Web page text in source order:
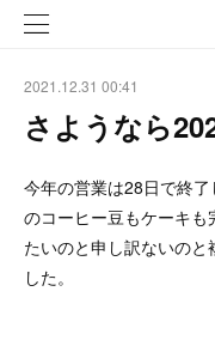
2021.12.31 00:41
さようなら
今年の営業は28日で終
のコーヒー豆もケーキ
たいのと申し訳ないの
した。